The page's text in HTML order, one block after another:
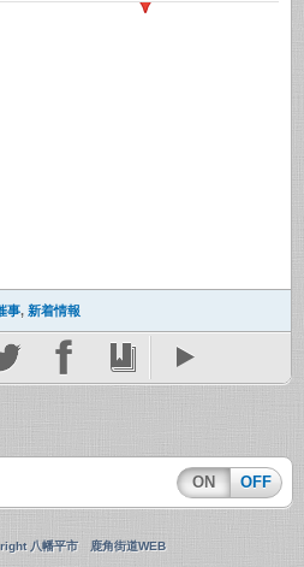
事, 新着情報
ON OFF
八幡平市 鹿角街道WEB